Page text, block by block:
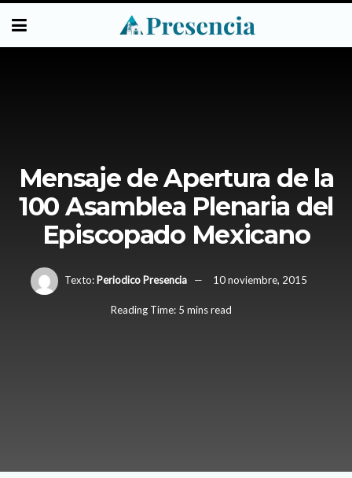
Mensaje de Apertura de la
100 Asamblea Plenaria del
Episcopado Mexicano
Texto: Periodico Presencia 10 noviembre, 2015
Reading Time: 5 mins read